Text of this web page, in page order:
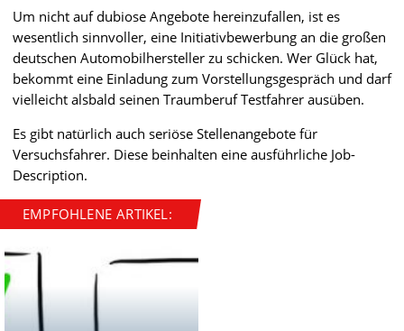
Um nicht auf dubiose Angebote hereinzufallen, ist es
wesentlich sinnvoller, eine Initiativbewerbung an die großen
deutschen Automobilhersteller zu schicken. Wer Glück hat,
bekommt eine Einladung zum Vorstellungsgespräch und darf
vielleicht alsbald seinen Traumberuf Testfahrer ausüben.
Es gibt natürlich auch seriöse Stellenangebote für
Versuchsfahrer. Diese beinhalten eine ausführliche Job-
Description.
EMPFOHLENE ARTIKEL: